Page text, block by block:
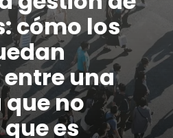
cómo los
una
no
es